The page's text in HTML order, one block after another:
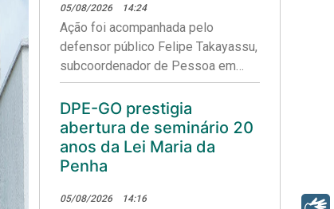
05/08/2026 14:24
Ação foi acompanhada pelo
defensor público Felipe Takayassu,
subcoordenador de Pessoa em
Situação de Rua e LGBTQIAPN+ do
NUDH.
DPE-GO prestigia
abertura de seminário 20
anos da Lei Maria da
Penha
05/08/2026 14:16